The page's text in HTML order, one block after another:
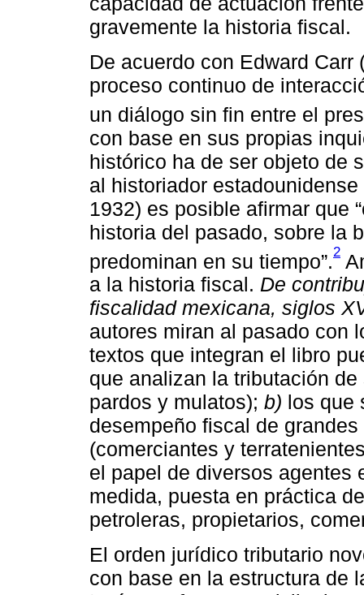
gravemente la historia fiscal.
De acuerdo con Edward Carr
proceso continuo de
un diálogo sin fin entre el
con base en sus propias
histórico ha de ser objeto de
al historiador
1932) es posible afirmar que
historia del pasado, sobre la
predominan en su tiempo”.2
a la historia fiscal. De
fiscalidad mexicana, siglos
autores miran al pasado con
textos que integran el libro
que analizan la tributación
pardos y mulatos); b) los que
desempeño fiscal de
(comerciantes y
el papel de diversos agentes
medida, puesta en práctica
petroleras, propietarios,
El orden jurídico tributario
con base en la estructura de